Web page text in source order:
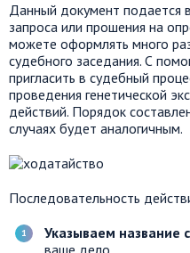
Данный документ подается
запроса или прошения на
можете оформлять много
судебного заседания. С
пригласить в судебный
проведения генетической
действий. Порядок
случаях будет аналогичным.
Последовательность
Указываем название
ваше дело.